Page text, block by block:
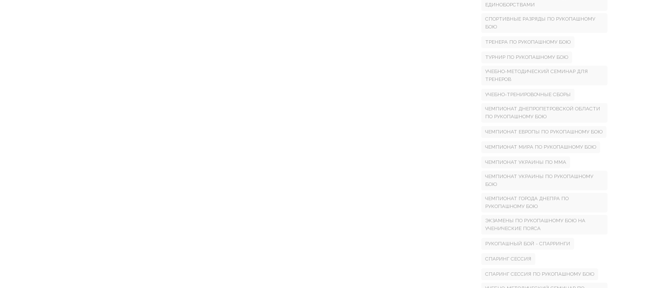
ЕДИНОБОРСТВАМИ
СПОРТИВНЫЕ РАЗРЯДЫ ПО РУКОПАШНОМУ
БОЮ
ТРЕНЕРА ПО РУКОПАШНОМУ БОЮ
ТУРНИР ПО РУКОПАШНОМУ БОЮ
УЧЕБНО-МЕТОДИЧЕСКИЙ СЕМИНАР ДЛЯ
ТРЕНЕРОВ
УЧЕБНО-ТРЕНИРОВОЧНЫЕ СБОРЫ
ЧЕМПИОНАТ ДНЕПРОПЕТРОВСКОЙ ОБЛАСТИ
ПО РУКОПАШНОМУ БОЮ
ЧЕМПИОНАТ ЕВРОПЫ ПО РУКОПАШНОМУ БОЮ
ЧЕМПИОНАТ МИРА ПО РУКОПАШНОМУ БОЮ
ЧЕМПИОНАТ УКРАИНЫ ПО ММА
ЧЕМПИОНАТ УКРАИНЫ ПО РУКОПАШНОМУ
БОЮ
ЧЕМПИОНАТ ГОРОДА ДНЕПРА ПО
РУКОПАШНОМУ БОЮ
ЭКЗАМЕНЫ ПО РУКОПАШНОМУ БОЮ НА
УЧЕНИЧЕСКИЕ ПОЯСА
РУКОПАШНЫЙ БОЙ - СПАРРИНГИ
СПАРИНГ СЕССИЯ
СПАРИНГ СЕССИЯ ПО РУКОПАШНОМУ БОЮ